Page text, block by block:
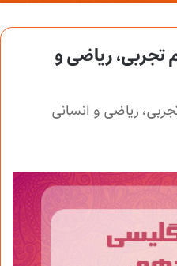
تجربی، ریاضی و
ریاضی و انسانی